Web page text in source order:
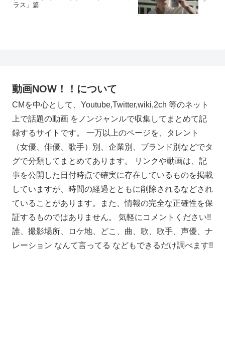
ラス」篇
動画NOW！！について
CMを中心として、Youtube,Twitter,wiki,2ch 等のネット
上で話題の動画 をノンジャンルで収集してまとめて記
録するサイトです。 一万以上のページを、タレント
（女優、俳優、歌手）別、企業別、ブランド別などでタ
グで分類してまとめてあります。 リンクや動画は、記
事を公開した日付時点で確実に存在しているものを掲載
していますが、時間の経過とともに削除されるなどされ
ていることがあります。また、情報の完全な正確性を保
証するものではありません。 気軽にコメントください!!
誰、撮影場所、ロケ地、どこ、曲、歌、歌手、声優、ナ
レーション なんて言ってる などもできるだけ調べます!!